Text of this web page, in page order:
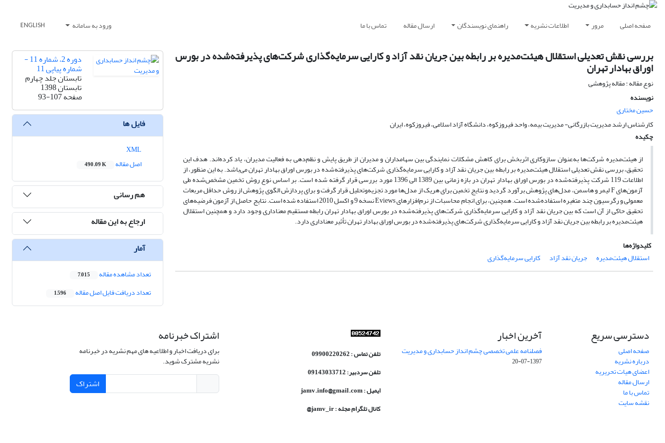
صفحه اصلی مرور اطلاعات نشریه راهنمای نویسندگان ارسال مقاله تماس با ما ورود به سامانه ENGLISH
بررسی نقش تعدیلی استقلال هیئت‌مدیره بر رابطه بین جریان نقد آزاد و کارایی سرمایه‌گذاری شرکت‌های پذیرفته‌شده در بورس
اوراق بهادار تهران
نوع مقاله : مقاله پژوهشی
نویسنده
حسین مختاری
کارشناس ارشد مدیریت بازرگانی- مدیریت بیمه، واحد فیروزکوه، دانشگاه آزاد اسلامی، فیروزکوه، ایران
چکیده
از هیئت‌مدیره شرکت‌ها به‌عنوان سازوکاری اثربخش برای کاهش مشکلات نمایندگی بین سهامداران و مدیران از طریق پایش و نظم‌دهی به فعالیت مدیران، یاد کرده‌اند. هدف این
تحقیق، بررسی نقش تعدیلی استقلال هیئت‌مدیره بر رابطه بین جریان نقد آزاد و کارایی سرمایه‌گذاری شرکت‌های پذیرفته‌شده در بورس اوراق بهادار تهران می‌باشد. به این منظور، از
اطلاعات 119 شرکت پذیرفته‌شده در بورس اوراق بهادار تهران در بازه زمانی بین 1389 الی 1396 مورد بررسی قرار گرفته ‌شده است. بر اساس نوع روش تخمین مشخص‌شده طی
آزمون‌های F لیمر و هاسمن، مدل‌های پژوهش برآورد گردید و نتایج تخمین برای هریک از مدل‌ها مورد تجزیه‌وتحلیل قرار گرفت و برای پردازش الگوی پژوهش از روش حداقل مربعات
معمولی و رگرسیون چند متغیره استفاده‌شده است. همچنین، برای انجام محاسبات از نرم‌افزارهای Eviews نسخه 9 و اکسل 2010 استفاده ‌شده است. نتایج حاصل از آزمون فرضیه‌های
تحقیق حاکی از آن است که بین جریان نقد آزاد و کارایی سرمایه‌گذاری شرکت‌های پذیرفته‌شده در بورس اوراق بهادار تهران رابطه مستقیم معناداری وجود دارد و همچنین استقلال
هیئت‌مدیره بر رابطه بین جریان نقد آزاد و کارایی سرمایه‌گذاری شرکت‌های پذیرفته‌شده در بورس اوراق بهادار تهران تأثیر معناداری دارد.
کلیدواژه‌ها
استقلال هیئت‌مدیره
جریان نقد آزاد کارایی سرمایه‌گذاری
دوره 2، شماره 11 -
شماره پیاپی 11
تابستان جلد چهارم
تابستان 1398
صفحه93-107
فایل ها
اصل مقاله
490.09 K
هم رسانی
ارجاع به این مقاله
آمار
تعداد مشاهده مقاله 7,015
تعداد دریافت فایل اصل مقاله 1,596
دسترسی سریع
صفحه اصلی
درباره نشریه
اعضای هیات تحریریه
ارسال مقاله
تماس با ما
نقشه سایت
آخرین اخبار
فصلنامه علمی تخصصی چشم انداز حسابداری و مدیریت
1397-07-20
تلفن تماس : 09900220262
تلفن سردبیر: 09143033712
ایمیل : jamv.info@gmail.com
کانال تلگرام مجله : jamv_ir@
اشتراک خبرنامه
برای دریافت اخبار و اطلاعیه های مهم نشریه در خبرنامه
نشریه مشترک شوید.
اشتراک